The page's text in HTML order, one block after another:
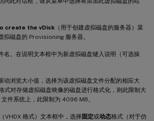
create the vDisk （用于创建虚拟磁盘的服务器）菜
拟磁盘的 Provisioning 服务器。
名。在说明文本框中为新虚拟磁盘键入说明（可选操
动浏览大小值，选择为该虚拟磁盘文件分配的相应大
式对存储虚拟磁盘映像的磁盘进行格式化，则此限制大
件系统上，此限制为 4096 MB。
（VHDX 格式）文本框中，选择固定或动态格式（对于仿